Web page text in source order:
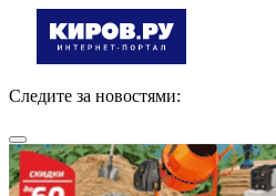
Следите за новостями: